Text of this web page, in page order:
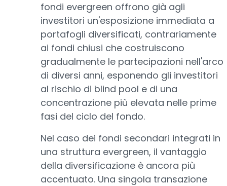
fondi evergreen offrono già agli
investitori un'esposizione immediata a
portafogli diversificati, contrariamente
ai fondi chiusi che costruiscono
gradualmente le partecipazioni nell'arco
di diversi anni, esponendo gli investitori
al rischio di blind pool e di una
concentrazione più elevata nelle prime
fasi del ciclo del fondo.
Nel caso dei fondi secondari integrati in
una struttura evergreen, il vantaggio
della diversificazione è ancora più
accentuato. Una singola transazione